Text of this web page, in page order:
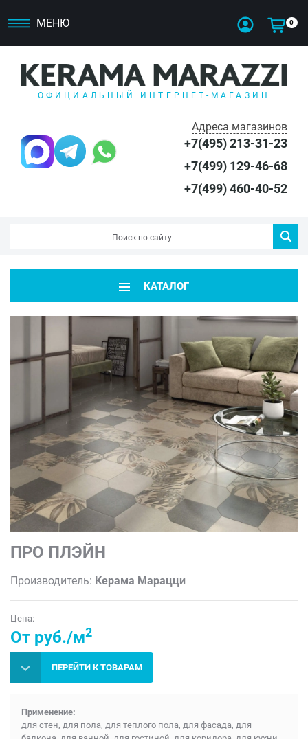
МЕНЮ 0
ОФИЦИАЛЬНЫЙ ИНТЕРНЕТ-МАГАЗИН
Адреса магазинов
+7(495) 213-31-23
+7(499) 129-46-68
+7(499) 460-40-52
КАТАЛОГ
ПРО ПЛЭЙН
Производитель: Керама Марацци
Цена:
От руб./м2
ПЕРЕЙТИ К ТОВАРАМ
Применение:
для стен, для пола, для теплого пола, для фасада, для